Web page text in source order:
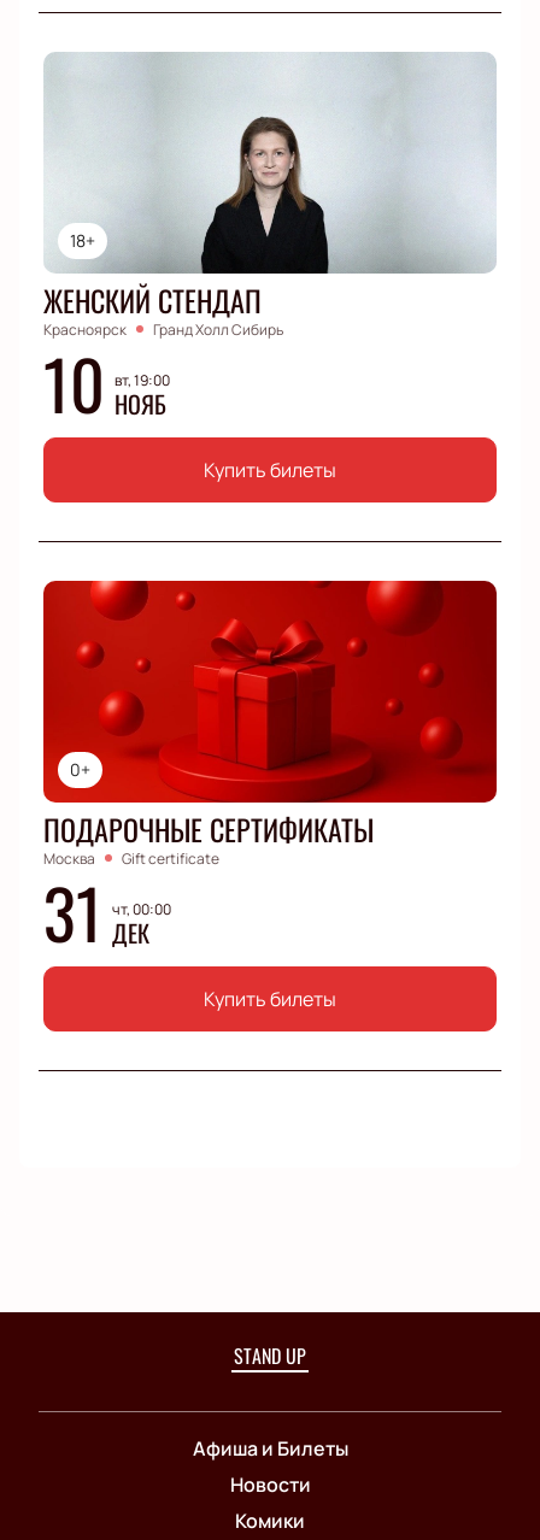
18+
ЖЕНСКИЙ СТЕНДАП
Красноярск Гранд Холл Сибирь
10 вт, 19:00
НОЯБ
Купить билеты
0+
ПОДАРОЧНЫЕ СЕРТИФИКАТЫ
Москва Gift certificate
31 чт, 00:00
ДЕК
Купить билеты
STAND UP
Афиша и Билеты
Новости
Комики